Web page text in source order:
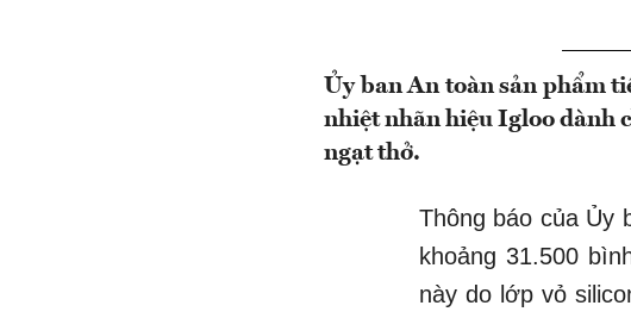
Ủy ban An toàn sản phẩm
nhiệt nhãn hiệu Igloo dành
ngạt thở.
Thông báo của Ủy
khoảng 31.500
này do lớp vỏ